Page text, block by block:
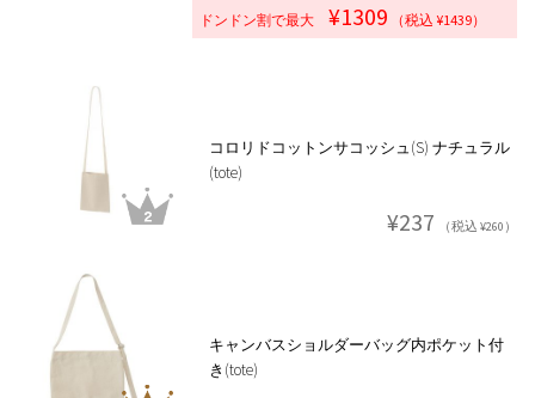
ドンドン割で最大 ¥1309 （税込 ¥1439）
コロリドコットンサコッシュ(S) ナチュラル
(tote)
¥237 （税込 ¥260）
キャンバスショルダーバッグ内ポケット付
き(tote)